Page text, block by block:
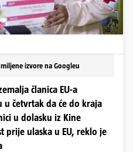
izvore na Googleu
članica EU-a
u četvrtak da će do kraja
u dolasku iz Kine
prije ulaska u EU, reklo je